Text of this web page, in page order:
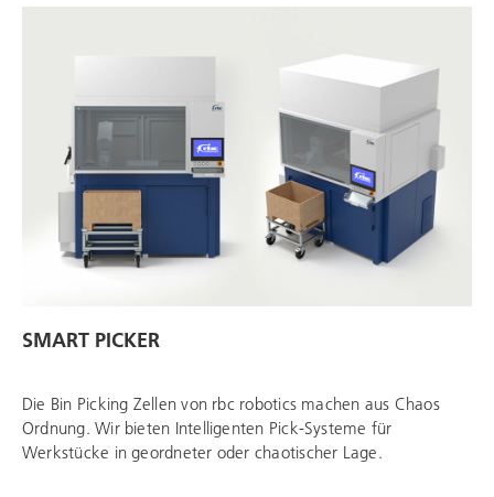
SMART PICKER
Die Bin Picking Zellen von rbc roboticsmachen aus Chaos
Ordnung. Wir bieten Intelligenten Pick-Systeme für
Werkstücke in geordneter oder chaotischer Lage.